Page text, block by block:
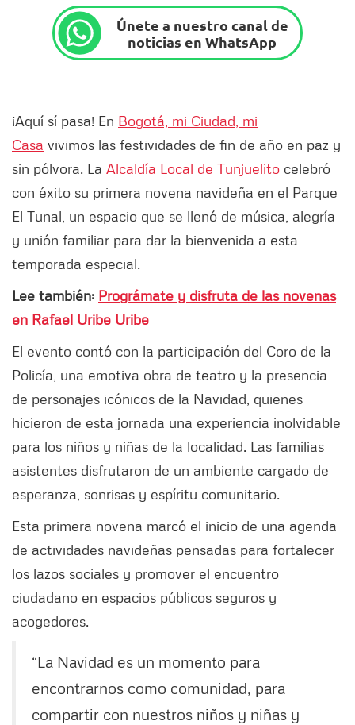
Únete a nuestro canal de
noticias en WhatsApp
¡Aquí sí pasa! En Bogotá, mi Ciudad, mi
Casa vivimos las festividades de fin de año en paz y
sin pólvora. La Alcaldía Local de Tunjuelito celebró
con éxito su primera novena navideña en el Parque
El Tunal, un espacio que se llenó de música, alegría
y unión familiar para dar la bienvenida a esta
temporada especial.
Lee también: Prográmate y disfruta de las novenas
en Rafael Uribe Uribe
El evento contó con la participación del Coro de la
Policía, una emotiva obra de teatro y la presencia
de personajes icónicos de la Navidad, quienes
hicieron de esta jornada una experiencia inolvidable
para los niños y niñas de la localidad. Las familias
asistentes disfrutaron de un ambiente cargado de
esperanza, sonrisas y espíritu comunitario.
Esta primera novena marcó el inicio de una agenda
de actividades navideñas pensadas para fortalecer
los lazos sociales y promover el encuentro
ciudadano en espacios públicos seguros y
acogedores.
“La Navidad es un momento para
encontrarnos como comunidad, para
compartir con nuestros niños y niñas y